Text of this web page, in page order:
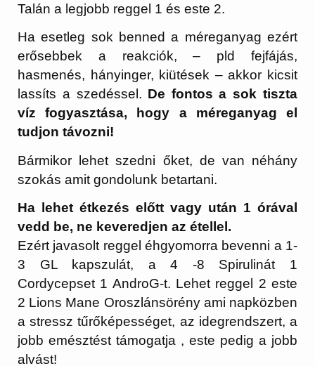
Talán a legjobb reggel 1 és este 2.
Ha esetleg sok benned a méreganyag ezért
erősebbek a reakciók, – pld fejfájás,
hasmenés, hányinger, kiütések – akkor kicsit
lassíts a szedéssel. De fontos a sok tiszta
víz fogyasztása, hogy a méreganyag el
tudjon távozni!
Bármikor lehet szedni őket, de van néhány
szokás amit gondolunk betartani.
Ha lehet étkezés előtt vagy után 1 órával
vedd be, ne keveredjen az étellel.
Ezért javasolt reggel éhgyomorra bevenni a 1-
3 GL kapszulát, a 4 -8 Spirulinát 1
Cordycepset 1 AndroG-t. Lehet reggel 2 este
2 Lions Mane Oroszlánsörény ami napközben
a stressz tűrőképességet, az idegrendszert, a
jobb emésztést támogatja , este pedig a jobb
alvást!